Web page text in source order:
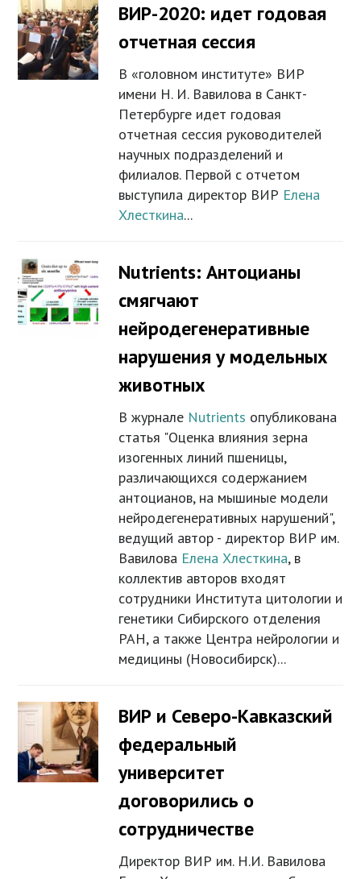
ВИР-2020: идет годовая
отчетная сессия
В «головном институте» ВИР
имени Н. И. Вавилова в Санкт-
Петербурге идет годовая
отчетная сессия руководителей
научных подразделений и
филиалов. Первой с отчетом
выступила директор ВИР Елена
Хлесткина...
Nutrients: Антоцианы
смягчают
нейродегенеративные
нарушения у модельных
животных
В журнале Nutrients опубликована
статья "Оценка влияния зерна
изогенных линий пшеницы,
различающихся содержанием
антоцианов, на мышиные модели
нейродегенеративных нарушений",
ведущий автор - директор ВИР им.
Вавилова Елена Хлесткина, в
коллектив авторов входят
сотрудники Института цитологии и
генетики Сибирского отделения
РАН, а также Центра нейрологии и
медицины (Новосибирск)...
ВИР и Северо-Кавказский
федеральный
университет
договорились о
сотрудничестве
Директор ВИР им. Н.И. Вавилова